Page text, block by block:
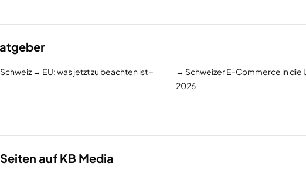
→ EU: was jetzt zu beachten ist –
→ Schweizer E-Commerce in die
2026
auf KB Media